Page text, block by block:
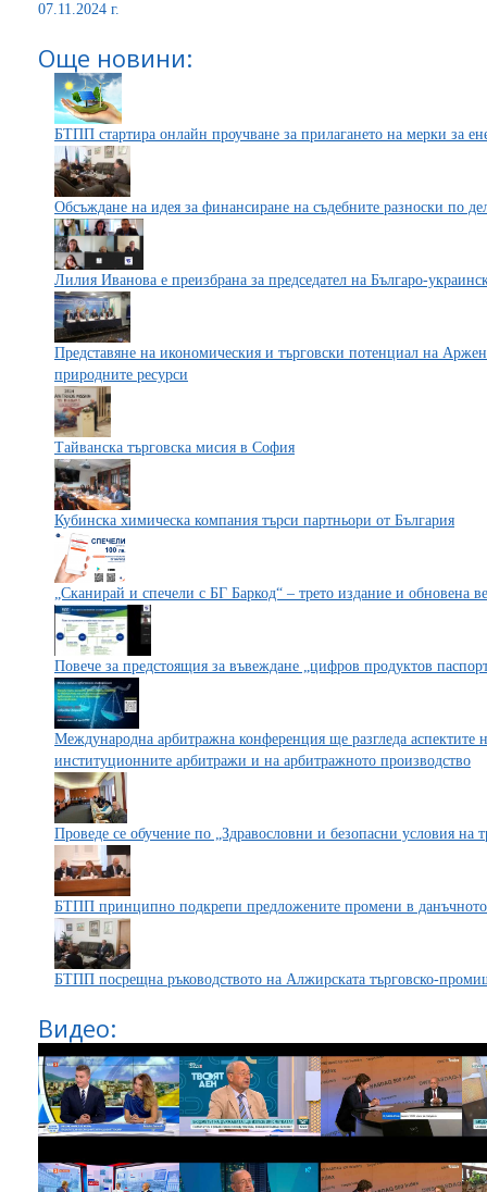
07.11.2024 г.
Още новини:
БТПП стартира онлайн проучване за прилагането на мерки за
Обсъждане на идея за финансиране на съдебните разноски по
Лилия Иванова е преизбрана за председател на Българо-
Представяне на икономическия и търговски потенциал на
природните ресурси
Тайванска търговска мисия в София
Кубинска химическа компания търси партньори от България
„Сканирай и спечели с БГ Баркод“ – трето издание и обновена
Повече за предстоящия за въвеждане „цифров продуктов
Международна арбитражна конференция ще разгледа аспектите
институционните арбитражи и на арбитражното производство
Проведе се обучение по „Здравословни и безопасни условия на
БТПП принципно подкрепи предложените промени в данъчното
БТПП посрещна ръководството на Алжирската търговско-
Видео: